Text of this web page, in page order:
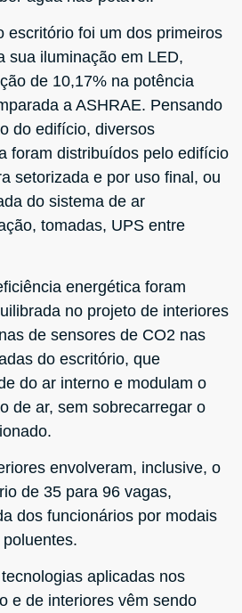
escritório foi um dos primeiros
sua iluminação em LED,
de 10,17% na potência
a ASHRAE. Pensando
do edifício, diversos
foram distribuídos pelo edifício
setorizada e por uso final, ou
do sistema de ar
tomadas, UPS entre
energética foram
no projeto de interiores
de sensores de CO2 nas
do escritório, que
do ar interno e modulam o
de ar, sem sobrecarregar o
envolveram, inclusive, o
de 35 para 96 vagas,
dos funcionários por modais
aplicadas nos
e de interiores vêm sendo